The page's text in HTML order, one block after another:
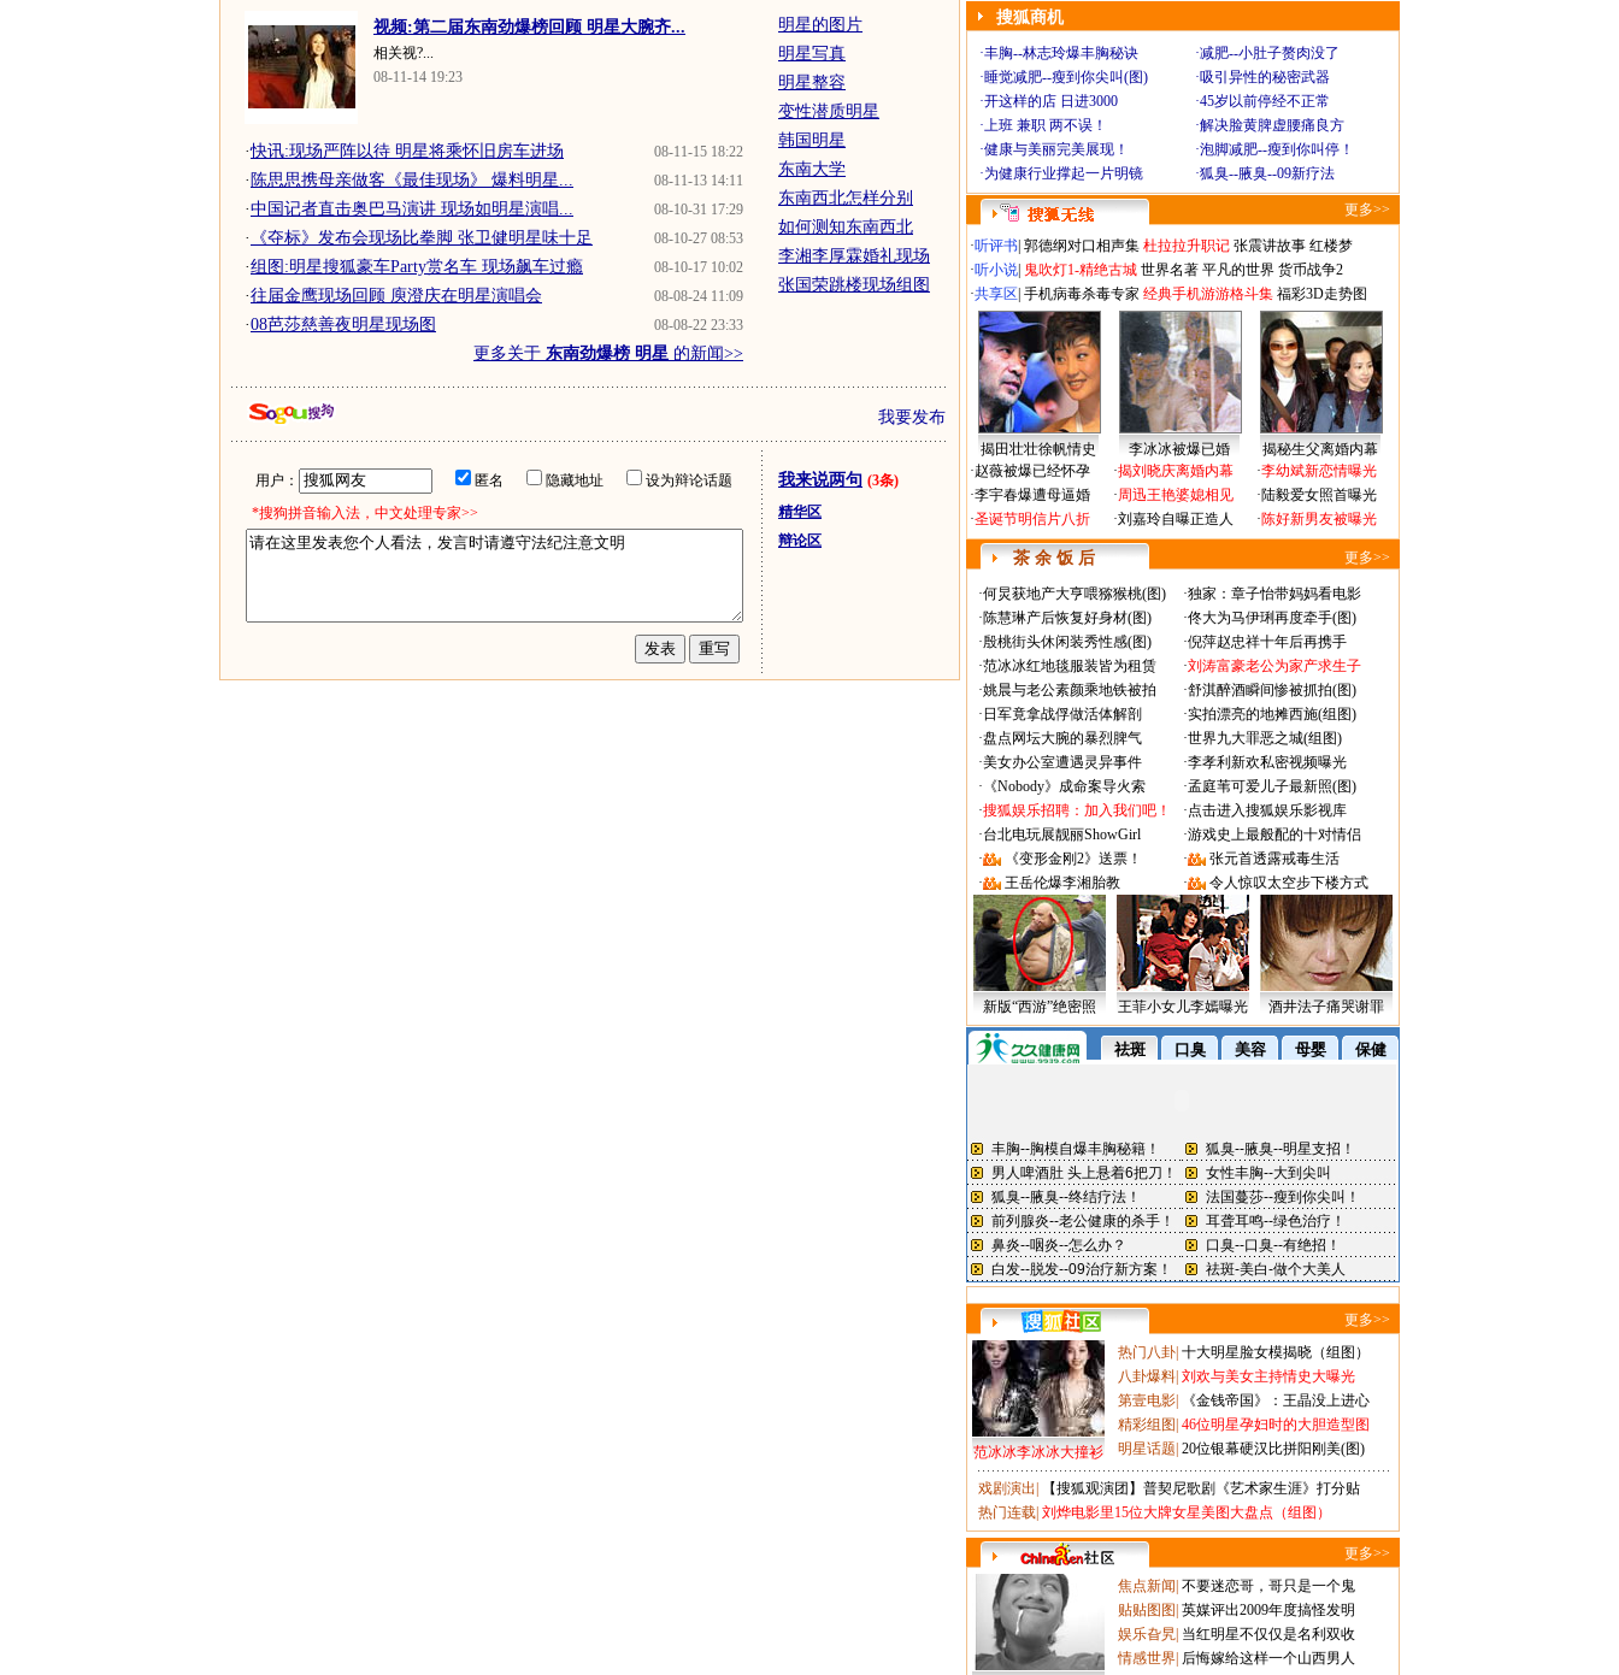
视频:第二届东南劲爆榜回顾 明星大腕齐...
相关视?...
08-11-14 19:23
08-11-15 18:22
·快讯:现场严阵以待 明星将乘怀旧房车进场
08-11-13 14:11
· 陈思思携母亲做客《最佳现场》 爆料明星...
08-10-31 17:29
·中国记者直击奥巴马演讲 现场如明星演唱...
08-10-27 08:53
· 《夺标》发布会现场比拳脚 张卫健明星味十足
08-10-17 10:02
·组图:明星搜狐豪车Party赏名车 现场飙车过瘾
08-08-24 11:09
·往届金鹰现场回顾 庾澄庆在明星演唱会
08-08-22 23:33
·08芭莎慈善夜明星现场图
更多关于 东南劲爆榜 明星 的新闻>>
明星的图片
明星写真
明星整容
变性潜质明星
韩国明星
东南大学
东南西北怎样分别
如何测知东南西北
李湘李厚霖婚礼现场
张国荣跳楼现场组图
我要发布
用户： 匿名 隐藏地址
设为辩论话题
*搜狗拼音输入法，中文处理专家>>
我来说两句 (3条)
精华区
辩论区
搜狐商机
·丰胸--林志玲爆丰胸秘诀 ·减肥--小肚子赘肉没了
·睡觉减肥--瘦到你尖叫(图) ·吸引异性的秘密武器
·开这样的店 日进3000 ·45岁以前停经不正常
·上班 兼职 两不误！ ·解决脸黄脾虚腰痛良方
·健康与美丽完美展现！ ·泡脚减肥--瘦到你叫停！
·为健康行业撑起一片明镜 ·狐臭--腋臭--09新疗法
更多>>
·听评书 郭德纲对口相声集 杜拉拉升职记 张震讲故事 红楼梦
·听小说 鬼吹灯1-精绝古城 世界名著 平凡的世界 货币战争2
·共享区 手机病毒杀毒专家 经典手机游游格斗集 福彩3D走势图
揭田壮壮徐帆情史 李冰冰被爆已婚
揭秘生父离婚内幕
·赵薇被爆已经怀孕
·李宇春爆遭母逼婚
·圣诞节明信片八折
·揭刘晓庆离婚内幕
·周迅王艳婆媳相见
·刘嘉玲自曝正造人
·李幼斌新恋情曝光
·陆毅爱女照首曝光
·陈好新男友被曝光
茶 余 饭 后 更多>>
·何炅获地产大亨喂猕猴桃(图) ·独家：章子怡带妈妈看电影
·陈慧琳产后恢复好身材(图) ·佟大为马伊琍再度牵手(图)
·殷桃街头休闲装秀性感(图) ·倪萍赵忠祥十年后再携手
·范冰冰红地毯服装皆为租赁 ·刘涛富豪老公为家产求生子
·姚晨与老公素颜乘地铁被拍 ·舒淇醉酒瞬间惨被抓拍(图)
· 日军竟拿战俘做活体解剖 ·实拍漂亮的地摊西施(组图)
·盘点网坛大腕的暴烈脾气 ·世界九大罪恶之城(组图)
·美女办公室遭遇灵异事件 ·李孝利新欢私密视频曝光
· 《Nobody》成命案导火索 ·孟庭苇可爱儿子最新照(图)
·搜狐娱乐招聘：加入我们吧！ ·点击进入搜狐娱乐影视库
·台北电玩展靓丽ShowGirl ·游戏史上最般配的十对情侣
·
《变形金刚2》送票！ ·
张元首透露戒毒生活
·
王岳伦爆李湘胎教 · 令人惊叹太空步下楼方式
新版“西游”绝密照 王菲小女儿李嫣曝光 酒井法子痛哭谢罪
更多>>
范冰冰李冰冰大撞衫
热门八卦 十大明星脸女模揭晓（组图）
八卦爆料 刘欢与美女主持情史大曝光
第壹电影
《金钱帝国》：王晶没上进心
精彩组图 46位明星孕妇时的大胆造型图
明星话题 20位银幕硬汉比拼阳刚美(图)
戏剧演出
【搜狐观演团】普契尼歌剧《艺术家生涯》打分贴
热门连载 刘烨电影里15位大牌女星美图大盘点（组图）
更多>>
焦点新闻 不要迷恋哥，哥只是一个鬼
贴贴图图 英媒评出2009年度搞怪发明
娱乐旮旯 当红明星不仅仅是名利双收
情感世界 后悔嫁给这样一个山西男人